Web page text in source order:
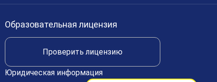
Международное сотрудничество
Доступная среда
Доставка и оплата
Образовательная лицензия
Проверить лицензию
Юридическая информация